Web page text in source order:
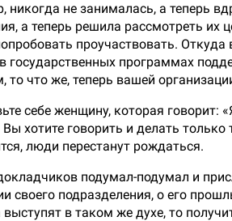
никогда не занималась, а теперь
а теперь решила рассмотреть их
проучаствовать.
государственных программах
то что же, теперь вашей
себе женщину, которая говорит:
хотите говорить и делать только
люди перестанут рождаться.
подумал-подумал и
своего подразделения, о его
выступят в таком же духе, то